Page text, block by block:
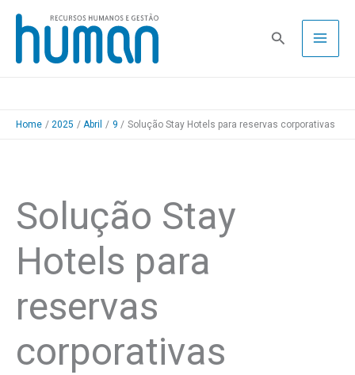
Skip
content
Pesquisa
Home 2025 Abril 9 Solução Stay Hotels para reservas corporativas
Solução Stay
Hotels para
reservas
corporativas